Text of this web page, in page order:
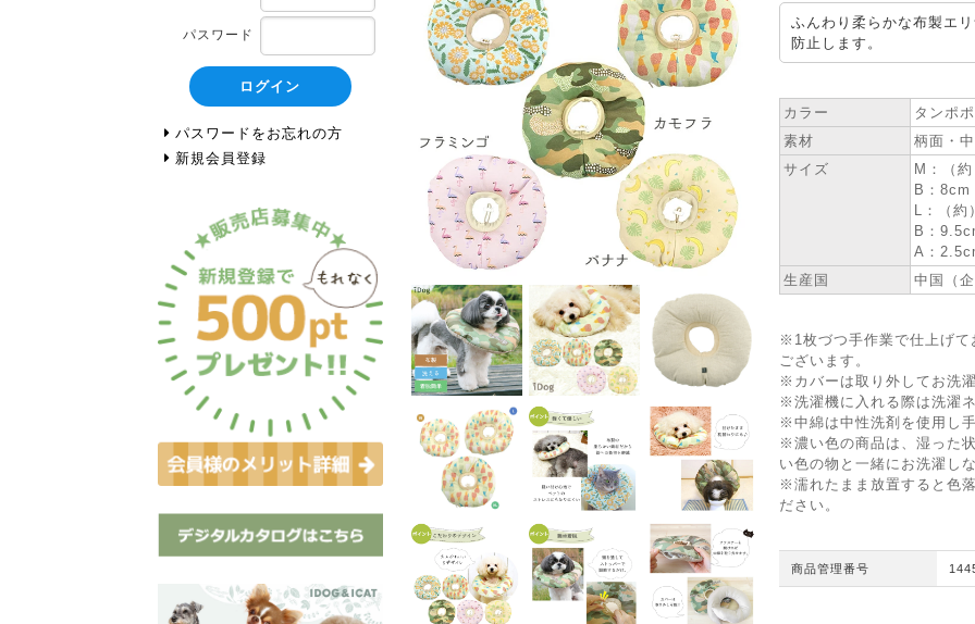
ふんわり柔らかな布製エ
防止します。
カラー
タンポ
素材
柄面・
サイズ
M：（
B：8cm
L：（約
B：
A：
生産国
中国（
※1枚づつ手作業で仕上げて
ございます。
※カバーは取り外してお洗
※洗濯機に入れる際は洗濯
※中綿は中性洗剤を使用し
※濃い色の商品は、湿った
い色の物と一緒にお洗濯し
※濡れたまま放置すると色
ださい。
商品管理番号
パスワード
ログイン
パスワードをお忘れの方
新規会員登録